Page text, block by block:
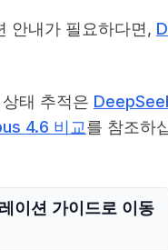
안내가 필요하다면,
태 추적은
4.6 비교를 참조하
이션 가이드로 이동